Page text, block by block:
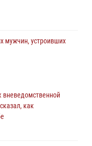
мужчин, устроивших
устроившего дебош
как